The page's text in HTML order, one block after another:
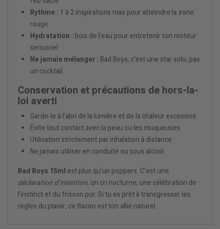
Rythme : 1 à 2 inspirations max pour atteindre la zone
rouge
Hydratation : bois de l’eau pour entretenir ton moteur
sensoriel
Ne jamais mélanger : Bad Boys, c’est une star solo, pas
un cocktail
Conservation et précautions de hors-la-
loi averti
Garde-le à l’abri de la lumière et de la chaleur excessive
Évite tout contact avec la peau ou les muqueuses
Utilisation strictement par inhalation à distance
Ne jamais utiliser en conduite ou sous alcool
Bad Boys 15ml est plus qu’un poppers. C’est une
déclaration d’intention, un cri nocturne, une célébration de
l’instinct et du frisson pur. Si tu es prêt à transgresser les
règles du plaisir, ce flacon est ton allié naturel.